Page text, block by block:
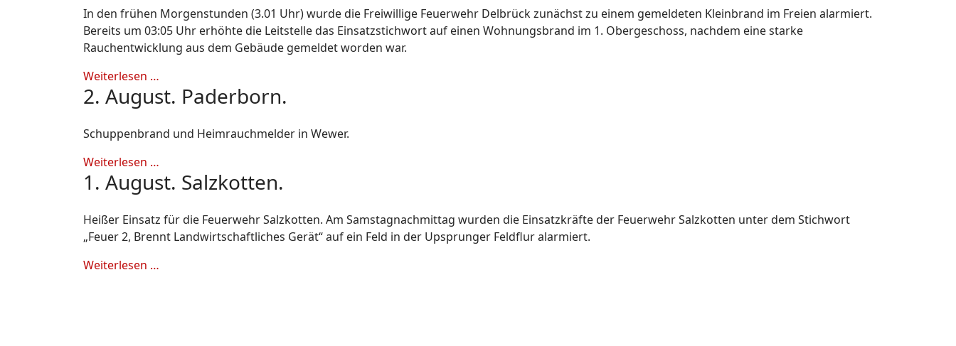
In den frühen Morgenstunden (3.01 Uhr) wurde die Freiwillige Feuerwehr Delbrück zunächst zu einem gemeldeten Kleinbrand im Freien alarmiert.
Bereits um 03:05 Uhr erhöhte die Leitstelle das Einsatzstichwort auf einen Wohnungsbrand im 1. Obergeschoss, nachdem eine starke
Rauchentwicklung aus dem Gebäude gemeldet worden war.
Weiterlesen …
2. August. Paderborn.
Schuppenbrand und Heimrauchmelder in Wewer.
Weiterlesen …
1. August. Salzkotten.
Heißer Einsatz für die Feuerwehr Salzkotten. Am Samstagnachmittag wurden die Einsatzkräfte der Feuerwehr Salzkotten unter dem Stichwort
„Feuer 2, Brennt Landwirtschaftliches Gerät“ auf ein Feld in der Upsprunger Feldflur alarmiert.
Weiterlesen …